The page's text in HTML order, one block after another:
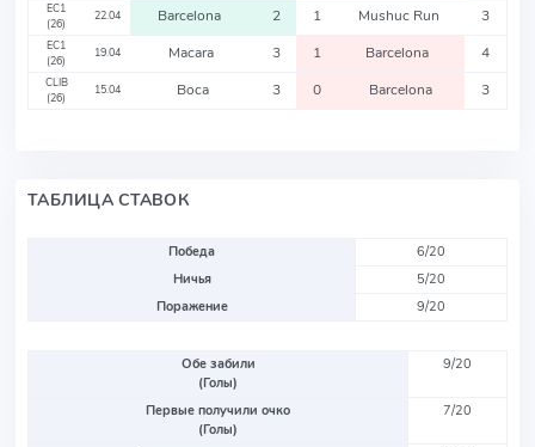
EC1
(26)
22.04 Barcelona 2 1 Mushuc Run 3
EC1
(26)
19.04 Macara 3 1 Barcelona 4
CLIB
(26)
15.04 Boca 3 0 Barcelona 3
ТАБЛИЦА СТАВОК
Победа
6/20
Ничья
5/20
Поражение
9/20
Обе забили
(Голы)
9/20
Первые получили очко
(Голы)
7/20